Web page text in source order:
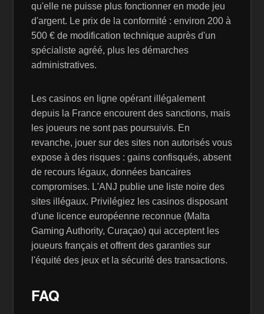
qu'elle ne puisse plus fonctionner en mode jeu
d'argent. Le prix de la conformité : environ 200 à
500 € de modification technique auprès d'un
spécialiste agréé, plus les démarches
administratives.
Les casinos en ligne opérant illégalement
depuis la France encourent des sanctions, mais
les joueurs ne sont pas poursuivis. En
revanche, jouer sur des sites non autorisés vous
expose à des risques : gains confisqués, absent
de recours légaux, données bancaires
compromises. L'ANJ publie une liste noire des
sites illégaux. Privilégiez les casinos disposant
d'une licence européenne reconnue (Malta
Gaming Authority, Curaçao) qui acceptent les
joueurs français et offrent des garanties sur
l'équité des jeux et la sécurité des transactions.
FAQ